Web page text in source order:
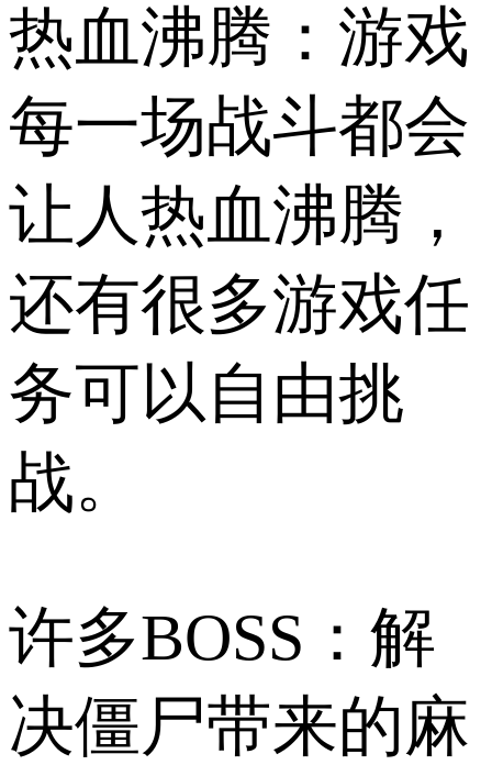
热血沸腾：游戏
每一场战斗都会
让人热血沸腾，
还有很多游戏任
务可以自由挑
战。
许多BOSS：解
决僵尸带来的麻